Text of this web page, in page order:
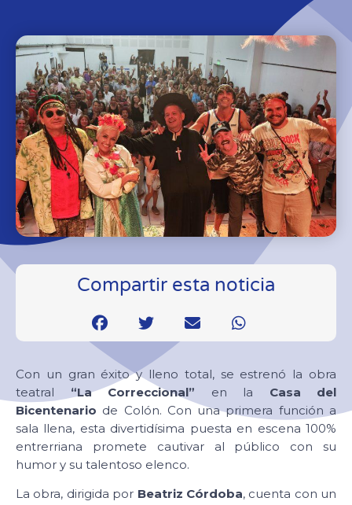
Compartir esta noticia
Con un gran éxito y lleno total, se estrenó la obra
teatral “La Correccional” en la Casa del
Bicentenario de Colón. Con una primera función a
sala llena, esta divertidísima puesta en escena 100%
entrerriana promete cautivar al público con su
humor y su talentoso elenco.
La obra, dirigida por Beatriz Córdoba, cuenta con un